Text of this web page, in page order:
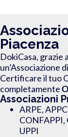
Piacenza
DokiCasa, grazie
un’Associazione
Certificare il tuo
completamente
Associazioni
ARPE,
UPPI